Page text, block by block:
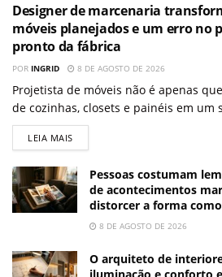
Designer de marcenaria
móveis planejados e um erro no
pronto da fábrica
POR INGRID 8 DE AGOSTO DE 2026
Projetista de móveis não é apenas
de cozinhas, closets e painéis em um
LEIA MAIS
Pessoas costumam
de acontecimentos
distorcer a forma
8 DE AGOSTO DE 2026
O arquiteto de
iluminação e conforto